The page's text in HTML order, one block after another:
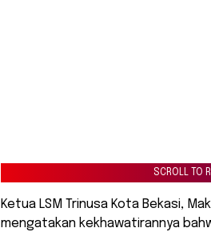
SCROLL TO
Ketua LSM Trinusa Kota Bekasi,
mengatakan kekhawatirannya